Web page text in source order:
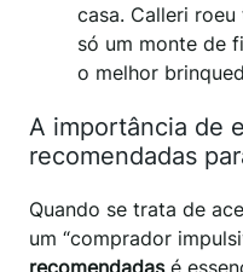
casa. Calleri
só um monte de
o melhor
A importância de
recomendadas
Quando se trata de
um “comprador
recomendadasé